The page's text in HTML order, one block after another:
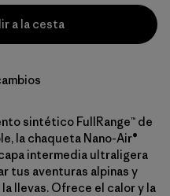
a la cesta
sintético FullRange™ de
la chaqueta Nano-Air®
intermedia ultraligera
tus aventuras alpinas y
llevas. Ofrece el calor y la